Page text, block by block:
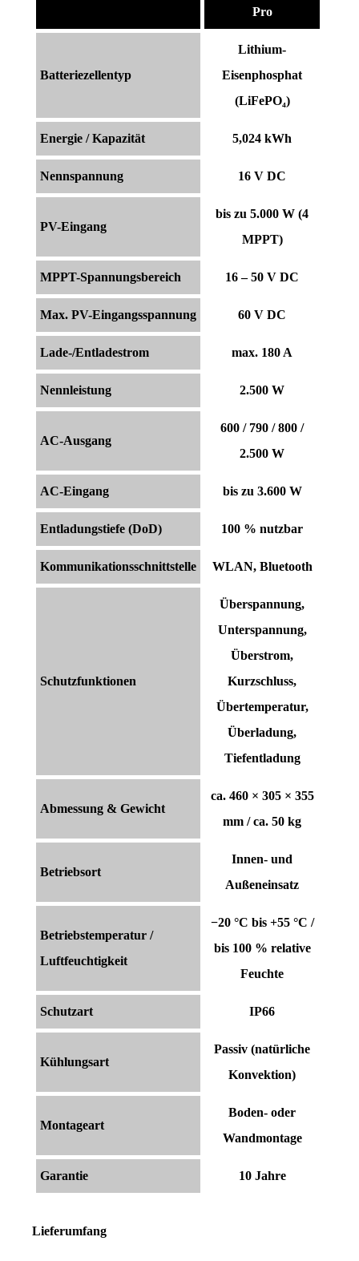
Pro
Batteriezellentyp
Lithium-
Eisenphosphat
(LiFePO₄)
Energie / Kapazität 5,024 kWh
Nennspannung 16 V DC
PV-Eingang
bis zu 5.000 W (4
MPPT)
MPPT-Spannungsbereich 16 – 50 V DC
Max. PV-Eingangsspannung 60 V DC
Lade-/Entladestrom max. 180 A
Nennleistung 2.500 W
AC-Ausgang
600 / 790 / 800 /
2.500 W
AC-Eingang bis zu 3.600 W
Entladungstiefe (DoD) 100 % nutzbar
Kommunikationsschnittstelle WLAN, Bluetooth
Schutzfunktionen
Überspannung,
Unterspannung,
Überstrom,
Kurzschluss,
Übertemperatur,
Überladung,
Tiefentladung
Abmessung & Gewicht
ca. 460 × 305 × 355
mm / ca. 50 kg
Betriebsort
Innen- und
Außeneinsatz
Betriebstemperatur /
Luftfeuchtigkeit
−20 °C bis +55 °C /
bis 100 % relative
Feuchte
Schutzart IP66
Kühlungsart
Passiv (natürliche
Konvektion)
Montageart
Boden- oder
Wandmontage
Garantie 10 Jahre
Lieferumfang